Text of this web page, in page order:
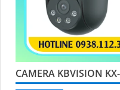
CAMERA KBVISION